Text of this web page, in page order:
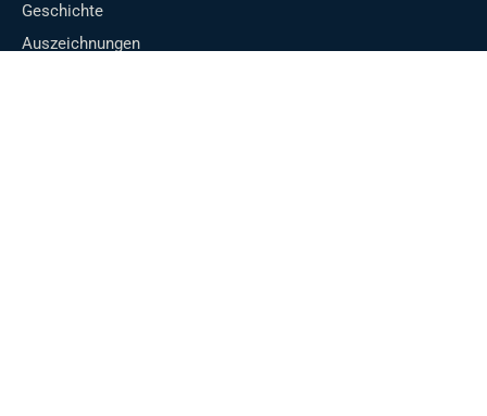
Geschichte
Auszeichnungen